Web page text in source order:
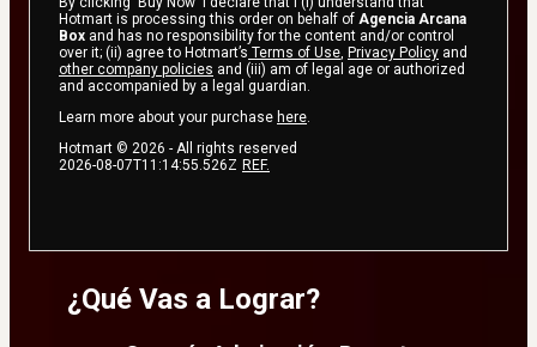
Hotmart is processing this order on behalf of Agencia Arcana
Box and has no responsibility for the content and/or control
over it; (ii) agree to Hotmart’s Terms of Use, Privacy Policy and
other company policies and (iii) am of legal age or authorized
and accompanied by a legal guardian.
Learn more about your purchase here.
Hotmart © 2026 - All rights reserved
2026-08-07T11:14:55.526Z REF.
¿Qué Vas a Lograr?